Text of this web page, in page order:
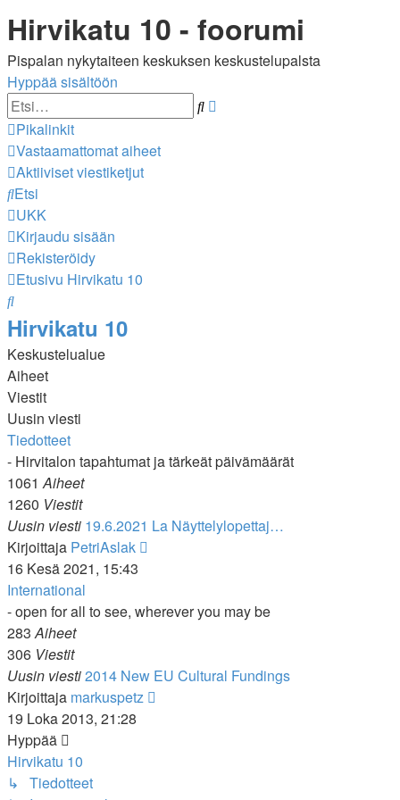
Hirvikatu 10 - foorumi
Pispalan nykytaiteen keskuksen keskustelupalsta
Hyppää sisältöön
Etsi
Pikalinkit
Vastaamattomat aiheet
Aktiiviset viestiketjut
Etsi
UKK
Kirjaudu sisään
Rekisteröidy
Etusivu Hirvikatu 10
Etsi
Hirvikatu 10
Keskustelualue
Aiheet
Viestit
Uusin viesti
Tiedotteet
- Hirvitalon tapahtumat ja tärkeät päivämäärät
1061Aiheet
1260 Viestit
Uusin viesti 19.6.2021 La Näyttelylopettaj…
Kirjoittaja PetriAslak
16 Kesä 2021, 15:43
International
- open for all to see, wherever you may be
283Aiheet
306 Viestit
Uusin viesti2014 New EU Cultural Fundings
Kirjoittaja markuspetz
19 Loka 2013, 21:28
Hyppää
Hirvikatu 10
↳ Tiedotteet